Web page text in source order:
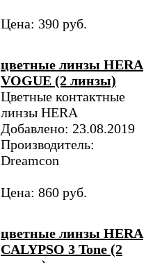
Цена: 390 руб.
цветные линзы HERA
VOGUE (2 линзы)
Цветные контактные
линзы HERA
Добавлено: 23.08.2019
Производитель:
Dreamcon
Цена: 860 руб.
цветные линзы HERA
CALYPSO 3 Tone (2